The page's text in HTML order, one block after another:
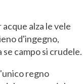
alza le vele
d'ingegno,
se campo si crudele.
regno